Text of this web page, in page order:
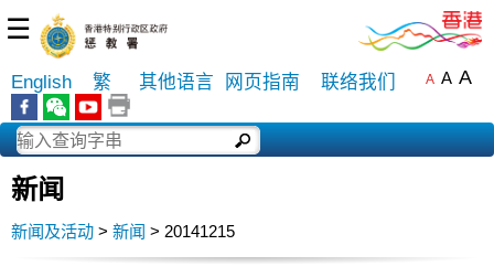
☰
English 繁 其他语言 网页指南 联络我们 A A A
新闻
新闻及活动 > 新闻 > 20141215